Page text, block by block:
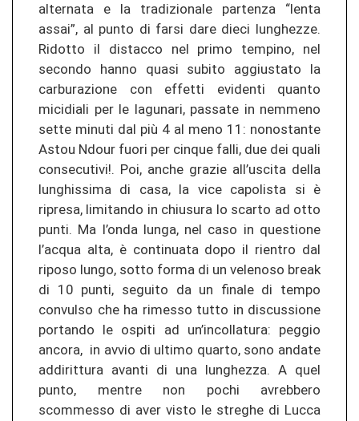
alternata e la tradizionale partenza “lenta
assai”, al punto di farsi dare dieci lunghezze.
Ridotto il distacco nel primo tempino, nel
secondo hanno quasi subito aggiustato la
carburazione con effetti evidenti quanto
micidiali per le lagunari, passate in nemmeno
sette minuti dal più 4 al meno 11: nonostante
Astou Ndour fuori per cinque falli, due dei quali
consecutivi!. Poi, anche grazie all’uscita della
lunghissima di casa, la vice capolista si è
ripresa, limitando in chiusura lo scarto ad otto
punti. Ma l’onda lunga, nel caso in questione
l’acqua alta, è continuata dopo il rientro dal
riposo lungo, sotto forma di un velenoso break
di 10 punti, seguito da un finale di tempo
convulso che ha rimesso tutto in discussione
portando le ospiti ad un’incollatura: peggio
ancora, in avvio di ultimo quarto, sono andate
addirittura avanti di una lunghezza. A quel
punto, mentre non pochi avrebbero
scommesso di aver visto le streghe di Lucca